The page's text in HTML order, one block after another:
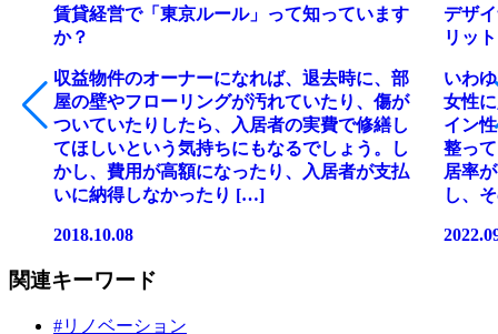
賃貸経営で「東京ルール」って知っています
か？
収益物件のオーナーになれば、退去時に、部
屋の壁やフローリングが汚れていたり、傷が
ついていたりしたら、入居者の実費で修繕し
てほしいという気持ちにもなるでしょう。し
かし、費用が高額になったり、入居者が支払
いに納得しなかったり […]
2018.10.08
デザ
リッ
いわ
女性
イン
整っ
居率
し、
関連キーワード
#リノベーション